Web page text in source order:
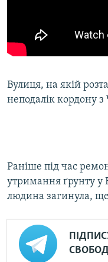
Вулиця, на якій
неподалік кордону з
Раніше під час
утримання ґрунту у
людина загинула,